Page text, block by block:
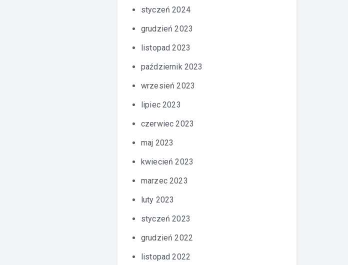
styczeń 2024
grudzień 2023
listopad 2023
październik 2023
wrzesień 2023
lipiec 2023
czerwiec 2023
maj 2023
kwiecień 2023
marzec 2023
luty 2023
styczeń 2023
grudzień 2022
listopad 2022